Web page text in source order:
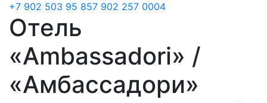
+7 902 503 95 857 902 257 0004
Отель
«Ambassadori» /
«Амбассадори»